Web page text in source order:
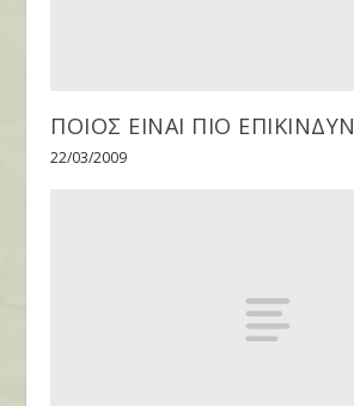
ΠΟΙΟΣ ΕΙΝΑΙ ΠΙΟ
22/03/2009